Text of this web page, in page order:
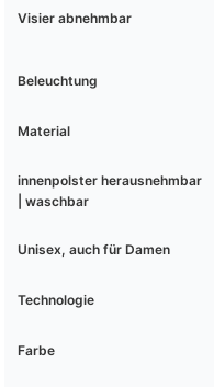
Visier abnehmbar
Beleuchtung
Material
innenpolster herausnehmbar
| waschbar
Unisex, auch für Damen
Technologie
Farbe